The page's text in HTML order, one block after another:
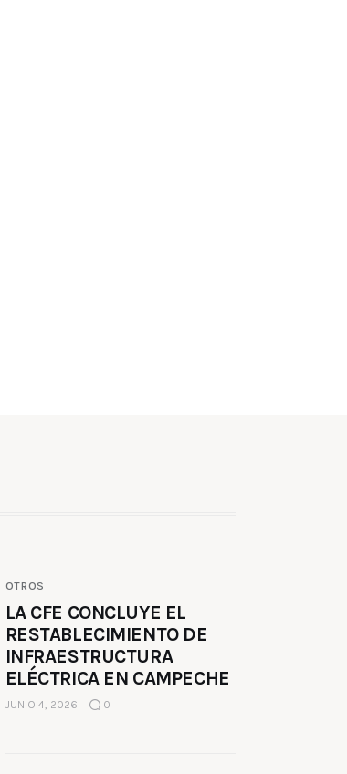
OTROS
LA CFE CONCLUYE EL
RESTABLECIMIENTO DE
INFRAESTRUCTURA
ELÉCTRICA EN CAMPECHE
JUNIO 4, 2026 0